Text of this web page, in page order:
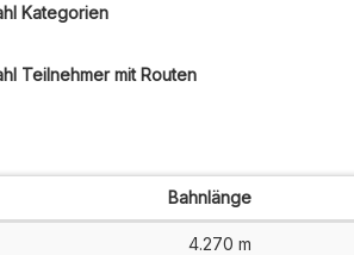
Kategorien
Teilnehmer mit Routen
Bahnlänge
4.270 m